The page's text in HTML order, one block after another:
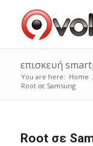
επισκευή
You are here: Home
Root σε Samsung
Root σε